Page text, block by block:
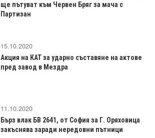
ще пътуват към Червен Бряг за мача с
Партизан
15.10.2020
Акция на КАТ за ударно съставяне на актове
пред завод в Мездра
11.10.2020
Бърз влак БВ 2641, от София за Г. Оряховица
закъснява заради нередовни пътници